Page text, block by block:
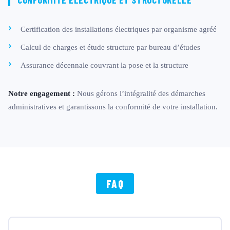
Certification des installations électriques par organisme agréé
Calcul de charges et étude structure par bureau d’études
Assurance décennale couvrant la pose et la structure
Notre engagement : Nous gérons l’intégralité des démarches
administratives et garantissons la conformité de votre installation.
FAQ